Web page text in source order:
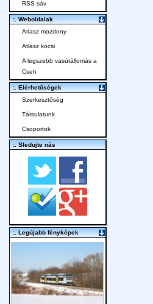
RSS sáv
:. Weboldalak
Atlasz mozdony
Atlasz kocsi
A legszebb vasútállomás a
Cseh
:. Elérhetőségek
Szerkesztőség
Társulatunk
Csoportok
:. Sledujte nás
:. Legújabb fényképek